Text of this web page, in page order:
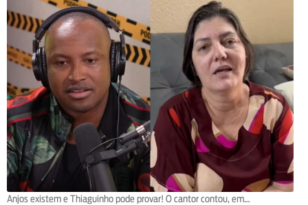
Anjos existem e Thiaguinho pode provar! O cantor contou, em…